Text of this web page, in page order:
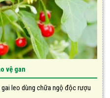
vệ gan
leo dùng chữa ngộ độc rượu